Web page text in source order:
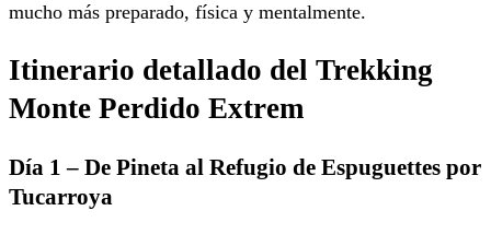
mucho más preparado, física y mentalmente.
Itinerario detallado del Trekking
Monte Perdido Extrem
Día 1 – De Pineta al Refugio de Espuguettes por
Tucarroya